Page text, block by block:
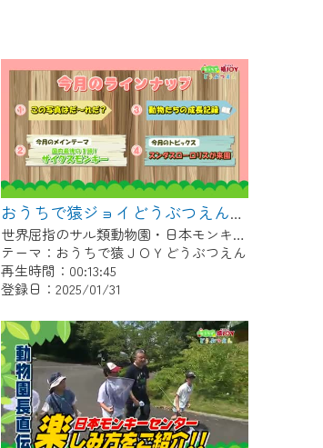
おうちで猿ジョイどうぶつえん～サイクスモンキー～（2024年12月16日初回放送）
世界屈指のサル類動物園・日本モンキーセンター協力の親子で学べる動物番組。
テーマ：おうちで猿ＪＯＹどうぶつえん
再生時間：00:13:45
登録日：2025/01/31